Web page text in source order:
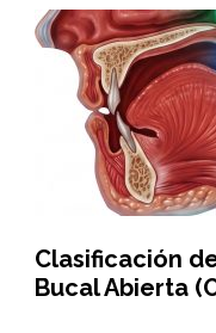
Clasificación
Bucal Abierta